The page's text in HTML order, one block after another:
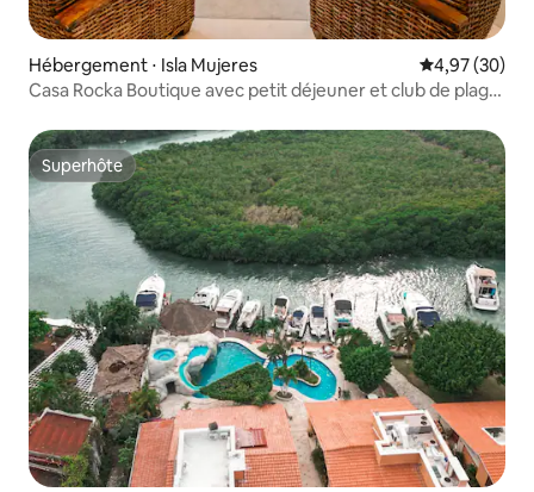
Hébergement ⋅ Isla Mujeres Évaluation
4,97 (30)
Casa Rocka Boutique avec petit déjeuner et club de plage
Superhôte
Superhôte